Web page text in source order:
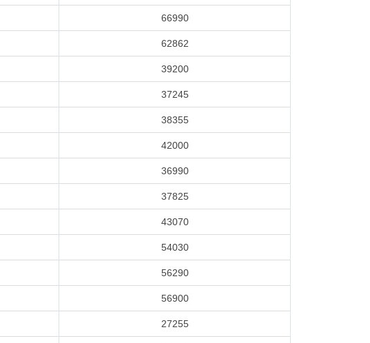
66990
62862
39200
37245
38355
42000
36990
37825
43070
54030
56290
56900
27255